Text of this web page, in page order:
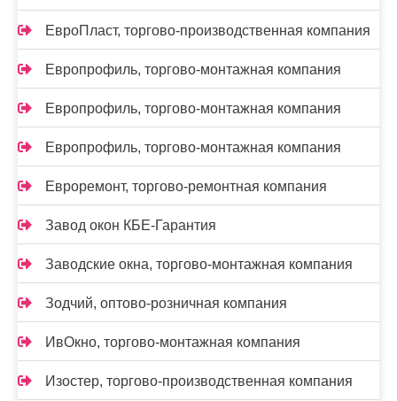
ЕвроПласт, торгово-производственная компания
Европрофиль, торгово-монтажная компания
Европрофиль, торгово-монтажная компания
Европрофиль, торгово-монтажная компания
Евроремонт, торгово-ремонтная компания
Завод окон КБЕ-Гарантия
Заводские окна, торгово-монтажная компания
Зодчий, оптово-розничная компания
ИвОкно, торгово-монтажная компания
Изостер, торгово-производственная компания